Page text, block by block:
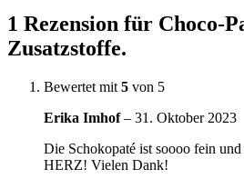
1 Rezension für Choco-
Zusatzstoffe.
Bewertet mit 5 von 5
Erika Imhof– 31. Oktober 2023
Die Schokopaté ist soooo fein
HERZ! Vielen Dank!